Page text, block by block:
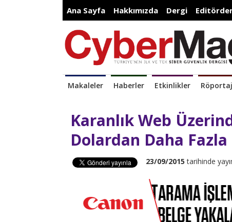
Ana Sayfa Hakkımızda Dergi
Makaleler Haberler Etkinlikler
Karanlık Web
Dolardan Daha Fazla
23/09/2015 tarihinde